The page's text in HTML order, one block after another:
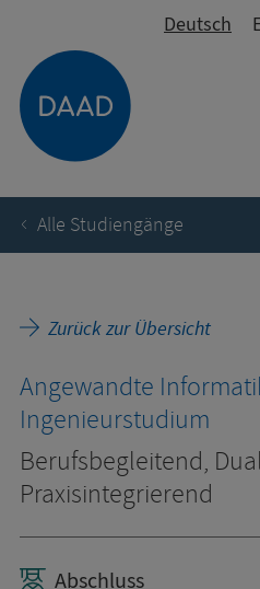
Deutsch
Alle Studiengänge
Zurück zur Übersicht
Angewandte
Ingenieurstudium
Berufsbegleitend,
Praxisintegrierend
Abschluss